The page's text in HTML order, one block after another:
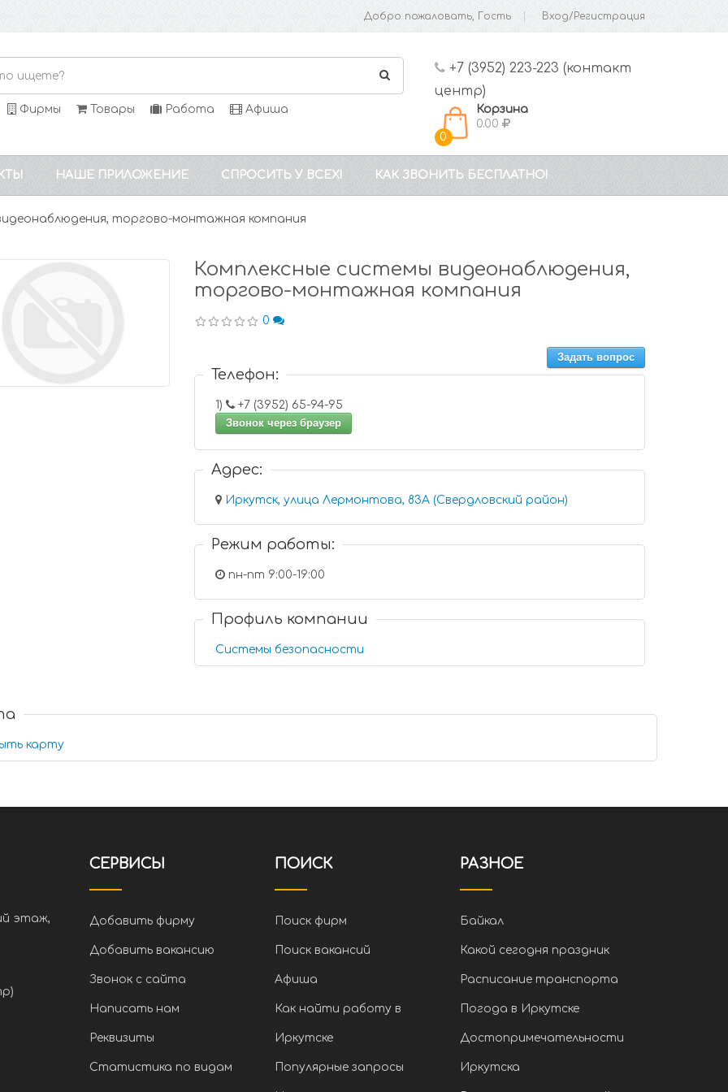
Добро пожаловать, Гость Вход/Регистрация
Фирмы Товары Работа Афиша
+7 (3952) 223-223 (контакт
центр)
0
Корзина
0.00
НАШЕ ПРИЛОЖЕНИЕ СПРОСИТЬ У ВСЕХ! КАК ЗВОНИТЬ БЕСПЛАТНО!
торгово-монтажная компания
Комплексные системы видеонаблюдения,
торгово-монтажная компания
0
Задать вопрос
Телефон:
1)
+7 (3952) 65-94-95
Звонок через браузер
Адрес:
Иркутск, улица Лермонтова, 83А (Свердловский район)
Режим работы:
пн-пт 9:00-19:00
Профиль компании
Системы безопасности
карту
этаж,
СЕРВИСЫ
Добавить фирму
Добавить вакансию
Звонок с сайта
Написать нам
Реквизиты
Статистика по видам
ПОИСК
Поиск фирм
Поиск вакансий
Афиша
Как найти работу в
Иркутске
Популярные запросы
РАЗНОЕ
Байкал
Какой сегодня праздник
Расписание транспорта
Погода в Иркутске
Достопримечательности
Иркутска